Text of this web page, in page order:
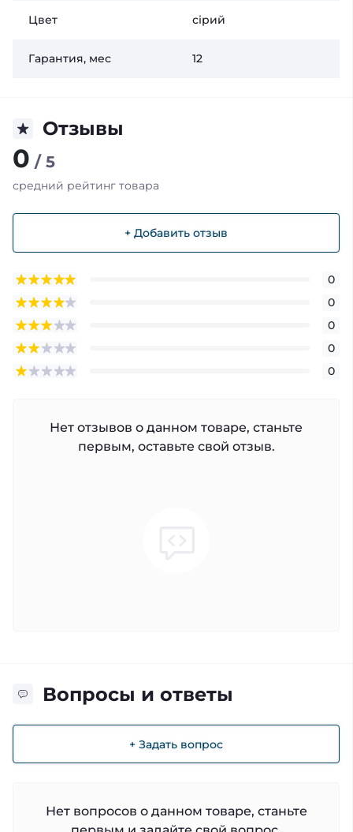
Цвет сірий
Гарантия, мес 12
Отзывы
0 / 5
средний рейтинг товара
+ Добавить отзыв
0
0
0
0
0
Нет отзывов о данном товаре, станьте
первым, оставьте свой отзыв.
Вопросы и ответы
+ Задать вопрос
Нет вопросов о данном товаре, станьте